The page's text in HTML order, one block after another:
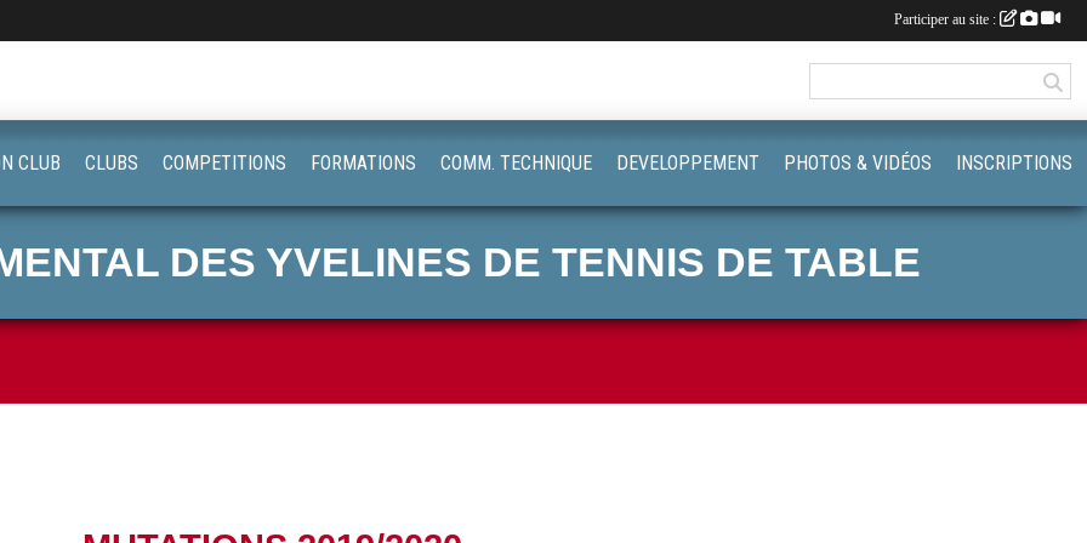
DES YVELINES DE TENNIS DE TABLE
CLUB CLUBS COMPETITIONS FORMATIONS COMM. TECHNIQUE DEVELOPPEMENT PHOTOS & VIDÉOS INSCRIPTIONS
Participer au site :